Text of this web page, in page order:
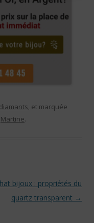
, et marquée
Martine.
bijoux : propriétés du
quartz transparent →